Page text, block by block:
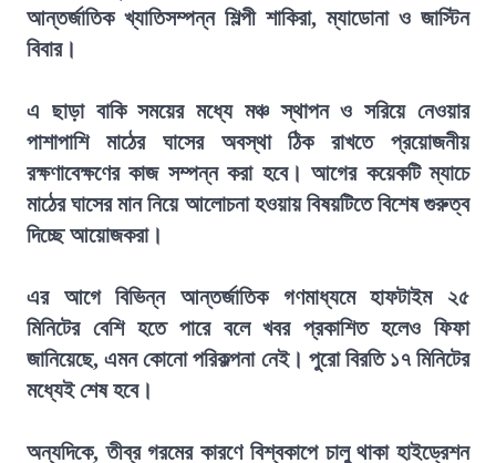
আন্তর্জাতিক খ্যাতিসম্পন্ন শিল্পী শাকিরা, ম্যাডোনা ও জাস্টিন
বিবার।
এ ছাড়া বাকি সময়ের মধ্যে মঞ্চ স্থাপন ও সরিয়ে নেওয়ার
পাশাপাশি মাঠের ঘাসের অবস্থা ঠিক রাখতে প্রয়োজনীয়
রক্ষণাবেক্ষণের কাজ সম্পন্ন করা হবে। আগের কয়েকটি ম্যাচে
মাঠের ঘাসের মান নিয়ে আলোচনা হওয়ায় বিষয়টিতে বিশেষ গুরুত্ব
দিচ্ছে আয়োজকরা।
এর আগে বিভিন্ন আন্তর্জাতিক গণমাধ্যমে হাফটাইম ২৫
মিনিটের বেশি হতে পারে বলে খবর প্রকাশিত হলেও ফিফা
জানিয়েছে, এমন কোনো পরিকল্পনা নেই। পুরো বিরতি ১৭ মিনিটের
মধ্যেই শেষ হবে।
অন্যদিকে, তীব্র গরমের কারণে বিশ্বকাপে চালু থাকা হাইড্রেশন